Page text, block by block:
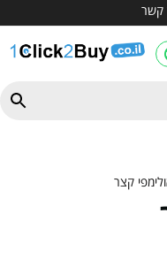
קשר
קצר